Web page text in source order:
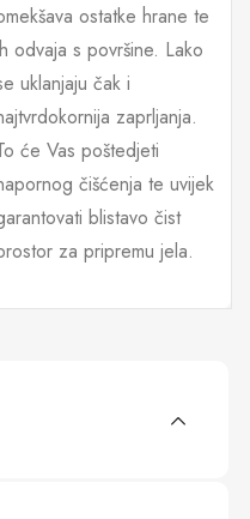
ostatke hrane te
odvaja s površine. Lako
uklanjaju čak i
zaprljanja.
će Vas poštedjeti
čišćenja te uvijek
blistavo čist
za pripremu jela.